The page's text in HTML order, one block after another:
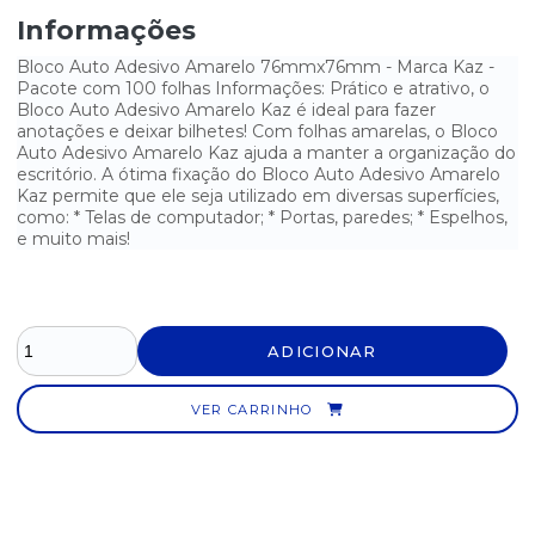
UNIDADES
CARTOLINA AMARELA 50CM X 66CM - PACOTE COM 100
UNIDADES
CARTOLINA AZUL 50CM X 66CM - PACOTE COM 100 UNIDADES
CARTOLINA BRANCA 50CM X 66CM - PACOTE COM 100 UNIDADES
CARTOLINA VERDE 50CM X 66CM - PACOTE COM 100 UNIDADES
LIVRO ATA 50 FOLHAS
Informações
Bloco Auto Adesivo Amarelo 76mmx76mm - Marca Kaz -
Pacote com 100 folhas Informações: Prático e atrativo, o
Bloco Auto Adesivo Amarelo Kaz é ideal para fazer
anotações e deixar bilhetes! Com folhas amarelas, o Bloco
Auto Adesivo Amarelo Kaz ajuda a manter a organização do
escritório. A ótima fixação do Bloco Auto Adesivo Amarelo
Kaz permite que ele seja utilizado em diversas superfícies,
como: * Telas de computador; * Portas, paredes; * Espelhos,
e muito mais!
ADICIONAR
VER CARRINHO